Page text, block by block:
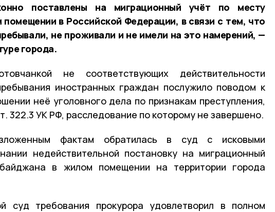
поставлены на миграционный учёт по месту
в Российской Федерации, в связи с тем, что
не проживали и не имели на это намерений, —
города.
не соответствующих действительности
иностранных граждан послужило поводом к
неё уголовного дела по признакам преступления,
322.3 УК РФ, расследование по которому не завершено.
фактам обратилась в суд с исковыми
недействительной постановку на миграционный
в жилом помещении на территории города
суд требования прокурора удовлетворил в полном